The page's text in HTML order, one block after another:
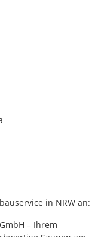
in NRW an:
– Ihrem